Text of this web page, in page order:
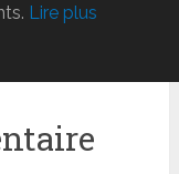
Lire plus